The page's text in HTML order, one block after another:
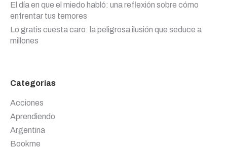
El día en que el miedo habló: una reflexión sobre cómo
enfrentar tus temores
Lo gratis cuesta caro: la peligrosa ilusión que seduce a
millones
Categorías
Acciones
Aprendiendo
Argentina
Bookme